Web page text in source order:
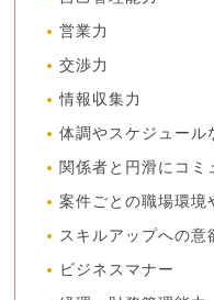
営業力
交渉力
情報収集力
体調やスケジュール
関係者と円滑にコミ
案件ごとの職場環境
スキルアップへの意
ビジネスマナー